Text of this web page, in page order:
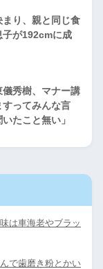
り、親と同じ食
子が192cmに成
儀秀樹、マナー講
ってみんな言
たこと無い」
は車海老やブラッ
で歯磨き粉とかい